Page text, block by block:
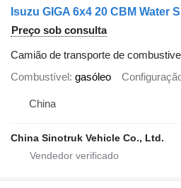
Isuzu GIGA 6x4 20 CBM Water
Preço sob consulta
Camião de transporte de
Combustível gasóleo
China
China Sinotruk Vehicle Co., Ltd.